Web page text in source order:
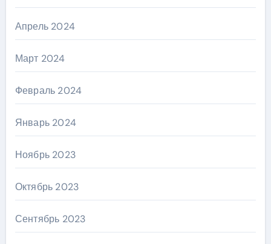
Апрель 2024
Март 2024
Февраль 2024
Январь 2024
Ноябрь 2023
Октябрь 2023
Сентябрь 2023